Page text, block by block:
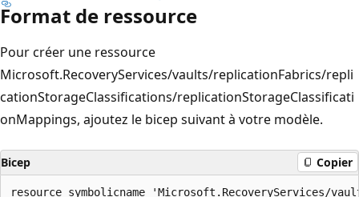
Format de ressource
Pour créer une ressource
Microsoft.RecoveryServices/vaults/replicationFabrics/repli
cationStorageClassifications/replicationStorageClassificati
onMappings, ajoutez le bicep suivant à votre modèle.
Bicep Copier
resource symbolicname 'Microsoft.RecoveryServices/